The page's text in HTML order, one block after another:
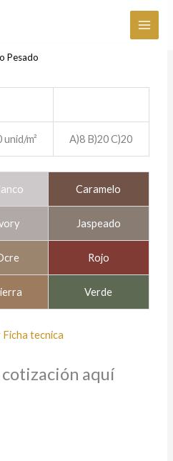
Pesado
unid/m² A)8 B)20 C)20
Caramelo
Jaspeado
Rojo
Verde
tecnica
aquí